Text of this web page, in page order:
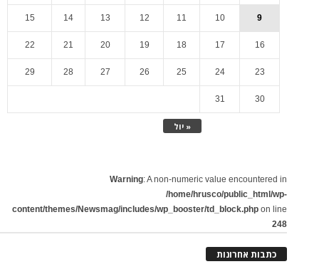
« יול
9
10
11
12
13
14
15
16
17
18
19
20
21
22
23
24
25
26
27
28
29
30
31
Warning: A non-numeric value encountered in
/home/hrusco/public_html/wp-
content/themes/Newsmag/includes/wp_booster/td_block.php on line
248
כתבות אחרונות